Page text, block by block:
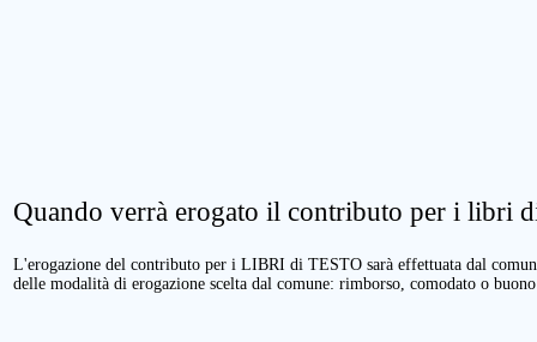
Quando verrà erogato il contributo per i libri
L'erogazione del contributo per i LIBRI di TESTO sarà effettuata dal
delle modalità di erogazione scelta dal comune: rimborso, comodato o